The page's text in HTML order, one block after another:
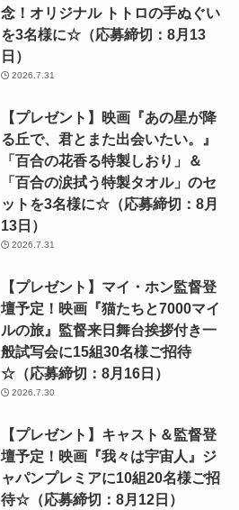
念！オリジナル トトロの手ぬぐい
を3名様に☆（応募締切：8月13
日）
2026.7.31
【プレゼント】映画『あの星が降
る丘で、君とまた出会いたい。』
「百合の花香る特製しおり」＆
「百合の涙拭う特製タオル」のセ
ットを3名様に☆（応募締切：8月
13日）
2026.7.31
【プレゼント】マイ・ホン監督登
壇予定！映画『猫たちと7000マイ
ルの旅』監督来日舞台挨拶付き一
般試写会に15組30名様ご招待
☆（応募締切：8月16日）
2026.7.30
【プレゼント】キャスト＆監督登
壇予定！映画『我々は宇宙人』ジ
ャパンプレミアに10組20名様ご招
待☆（応募締切：8月12日）